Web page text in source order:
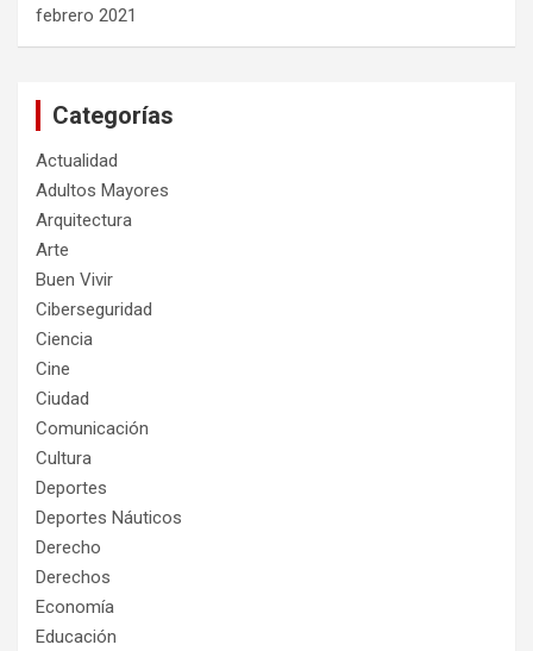
febrero 2021
Categorías
Actualidad
Adultos Mayores
Arquitectura
Arte
Buen Vivir
Ciberseguridad
Ciencia
Cine
Ciudad
Comunicación
Cultura
Deportes
Deportes Náuticos
Derecho
Derechos
Economía
Educación